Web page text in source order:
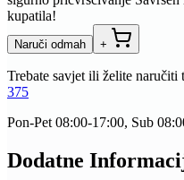
kupatila!
Naruči odmah +
Trebate savjet ili želite naručiti
375
Pon-Pet 08:00-17:00, Sub
Dodatne